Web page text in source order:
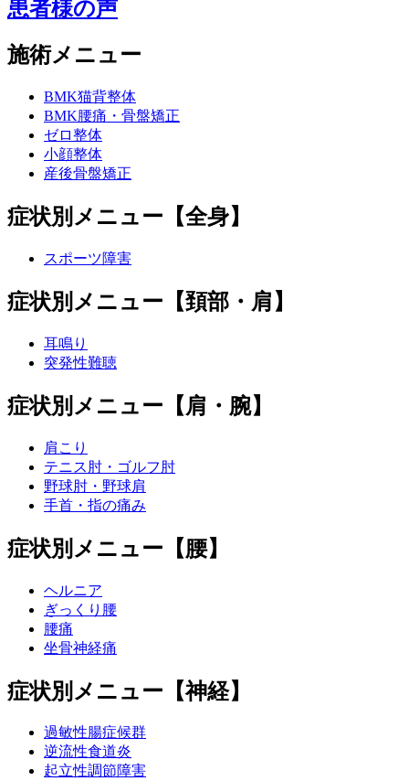
患者様の声
施術メニュー
BMK猫背整体
BMK腰痛・骨盤矯正
ゼロ整体
小顔整体
産後骨盤矯正
症状別メニュー【全身】
スポーツ障害
症状別メニュー【頚部・肩】
耳鳴り
突発性難聴
症状別メニュー【肩・腕】
肩こり
テニス肘・ゴルフ肘
野球肘・野球肩
手首・指の痛み
症状別メニュー【腰】
ヘルニア
ぎっくり腰
腰痛
坐骨神経痛
症状別メニュー【神経】
過敏性腸症候群
逆流性食道炎
起立性調節障害